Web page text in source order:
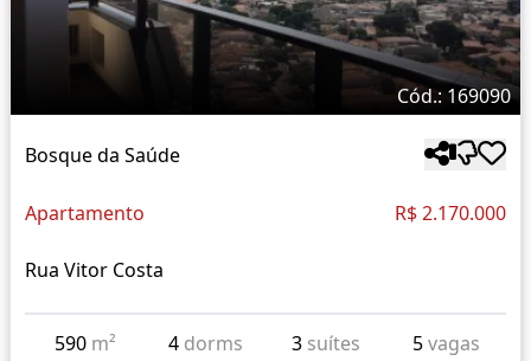
Cód.: 169090
Bosque da Saúde
Apartamento R$ 2.170.000
Rua Vitor Costa
590 m² 4 dorms 3 suítes 5vagas